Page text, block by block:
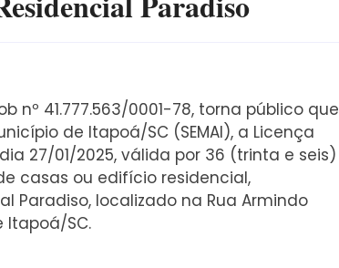
nº 41.777.563/0001-78, torna público que
de Itapoá/SC (SEMAI), a Licença
27/01/2025, válida por 36 (trinta e seis)
casas ou edifício residencial,
Paradiso, localizado na Rua Armindo
Itapoá/SC.